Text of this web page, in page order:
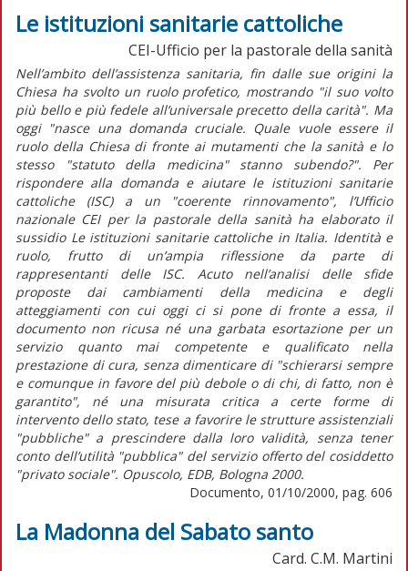
Le istituzioni sanitarie cattoliche
CEI-Ufficio per la pastorale della sanità
Nell’ambito dell’assistenza sanitaria, fin dalle sue origini la
Chiesa ha svolto un ruolo profetico, mostrando "il suo volto
più bello e più fedele all’universale precetto della carità". Ma
oggi "nasce una domanda cruciale. Quale vuole essere il
ruolo della Chiesa di fronte ai mutamenti che la sanità e lo
stesso "statuto della medicina" stanno subendo?". Per
rispondere alla domanda e aiutare le istituzioni sanitarie
cattoliche (ISC) a un "coerente rinnovamento", l’Ufficio
nazionale CEI per la pastorale della sanità ha elaborato il
sussidio Le istituzioni sanitarie cattoliche in Italia. Identità e
ruolo, frutto di un’ampia riflessione da parte di
rappresentanti delle ISC. Acuto nell’analisi delle sfide
proposte dai cambiamenti della medicina e degli
atteggiamenti con cui oggi ci si pone di fronte a essa, il
documento non ricusa né una garbata esortazione per un
servizio quanto mai competente e qualificato nella
prestazione di cura, senza dimenticare di "schierarsi sempre
e comunque in favore del più debole o di chi, di fatto, non è
garantito", né una misurata critica a certe forme di
intervento dello stato, tese a favorire le strutture assistenziali
"pubbliche" a prescindere dalla loro validità, senza tener
conto dell’utilità "pubblica" del servizio offerto del cosiddetto
"privato sociale". Opuscolo, EDB, Bologna 2000.
Documento, 01/10/2000, pag. 606
La Madonna del Sabato santo
Card. C.M. Martini